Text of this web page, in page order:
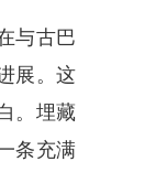
与古巴
展。这
。埋藏
条充满